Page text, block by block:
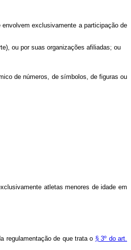
exclusivamente a participação de
ou por suas organizações afiliadas; ou
de números, de símbolos, de figuras ou
atletas menores de idade em
regulamentação de que trata o § 3º do art.